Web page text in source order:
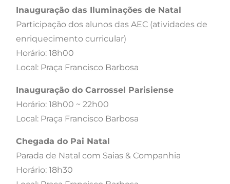
Inauguração das Iluminações de Natal
Participação dos alunos das AEC (atividades de
enriquecimento curricular)
Horário: 18h00
Local: Praça Francisco Barbosa
Inauguração do Carrossel Parisiense
Horário: 18h00 ~ 22h00
Local: Praça Francisco Barbosa
Chegada do Pai Natal
Parada de Natal com Saias & Companhia
Horário: 18h30